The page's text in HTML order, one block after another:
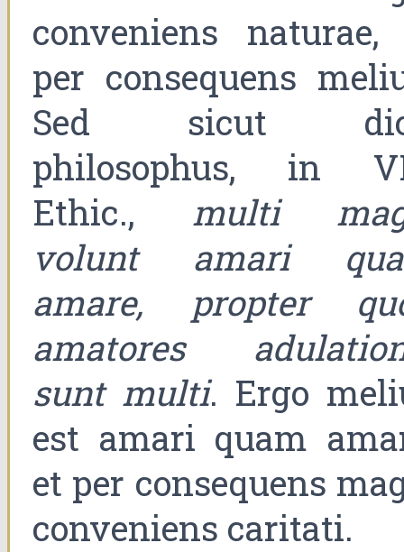
conveniens naturae,
per consequens
Sed sicut
philosophus, in
Ethic., multi
volunt amari
amare, propter
amatores
sunt multi. Ergo
est amari quam
et per consequens
conveniens caritati.